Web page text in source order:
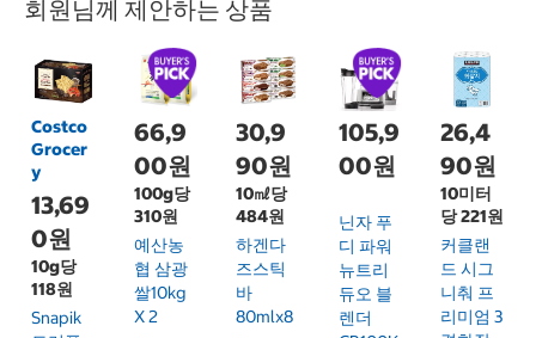
회원님께 제안하는 상품
Costco
Grocer
y
13,69
0원
10g당
118원
Snapik
66,9
00원
100g당
310원
예산농
협 삼광
쌀10kg
X 2
30,9
90원
10㎖당
484원
하겐다
즈스틱
바
80mlx8
105,9
00원
닌자 푸
디 파워
뉴트리
듀오 블
렌더
26,4
90원
10미터
당 221원
커클랜
드 시그
니춰 프
리미엄 3